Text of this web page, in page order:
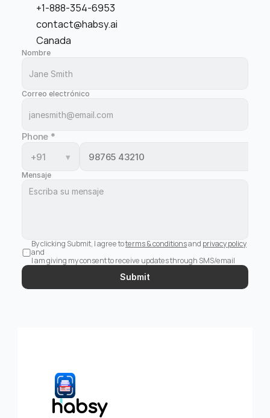
+1-888-354-6953
contact@habsy.ai
Canada
Nombre
Correo electrónico
Phone *
+91
▾
Mensaje
By clicking Submit, I agree to terms & conditions and privacy policy
and
I am giving my consent to receive updates through SMS/email
Submit